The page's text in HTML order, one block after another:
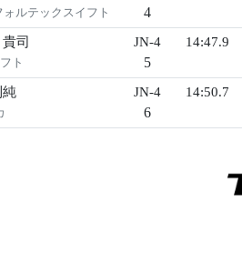
ルテックスイフト 4
司
ト
JN-4
5
14:47.9
純 JN-4
6
14:50.7